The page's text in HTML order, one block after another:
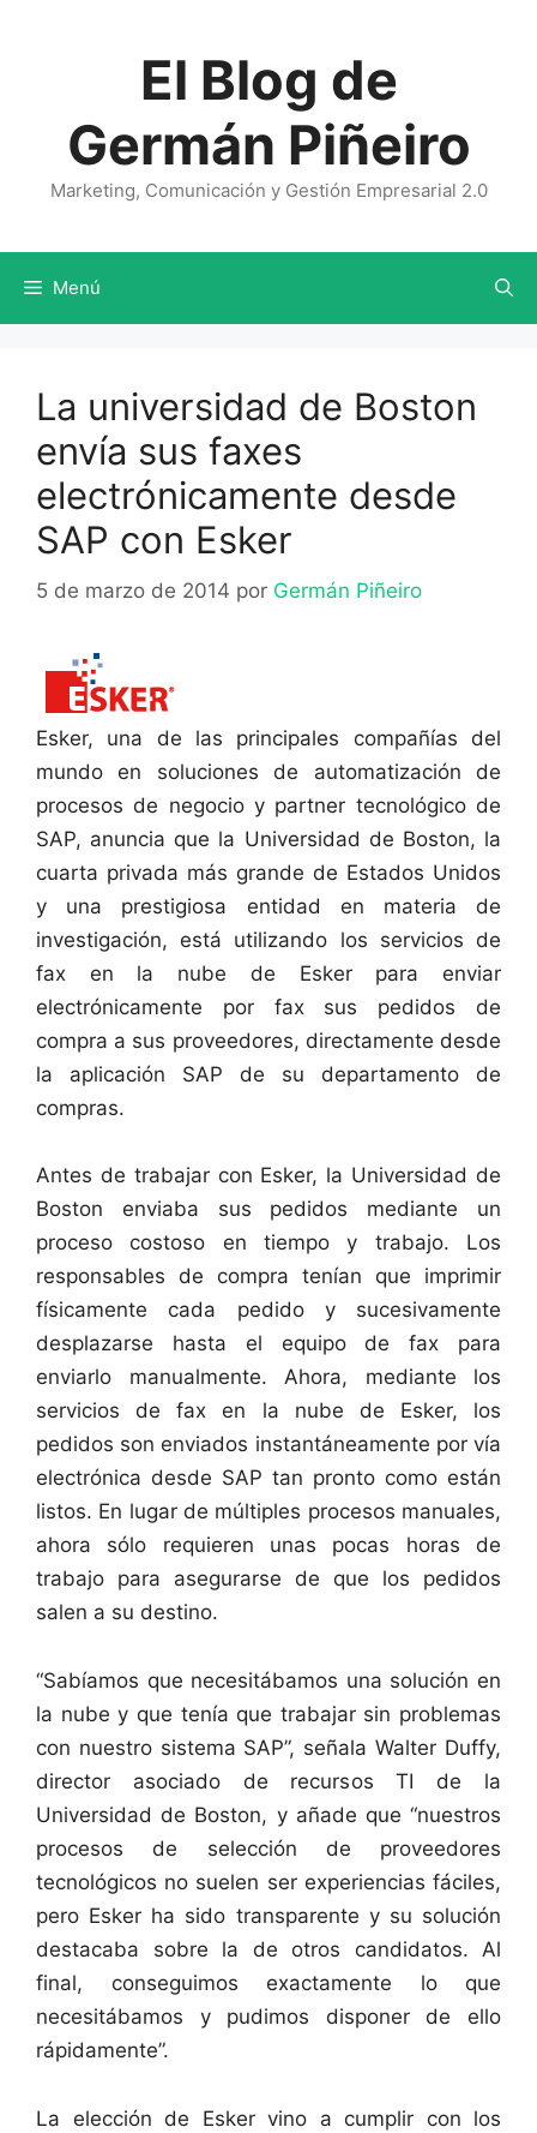
El Blog de
Germán Piñeiro
Marketing, Comunicación y Gestión Empresarial 2.0
Menú
La universidad de Boston
envía sus faxes
electrónicamente desde
SAP con Esker
5 de marzo de 2014 por Germán Piñeiro
Esker, una de las principales compañías del
mundo en soluciones de automatización de
procesos de negocio y partner tecnológico de
SAP, anuncia que la Universidad de Boston, la
cuarta privada más grande de Estados Unidos
y una prestigiosa entidad en materia de
investigación, está utilizando los servicios de
fax en la nube de Esker para enviar
electrónicamente por fax sus pedidos de
compra a sus proveedores, directamente desde
la aplicación SAP de su departamento de
compras.
Antes de trabajar con Esker, la Universidad de
Boston enviaba sus pedidos mediante un
proceso costoso en tiempo y trabajo. Los
responsables de compra tenían que imprimir
físicamente cada pedido y sucesivamente
desplazarse hasta el equipo de fax para
enviarlo manualmente. Ahora, mediante los
servicios de fax en la nube de Esker, los
pedidos son enviados instantáneamente por vía
electrónica desde SAP tan pronto como están
listos. En lugar de múltiples procesos manuales,
ahora sólo requieren unas pocas horas de
trabajo para asegurarse de que los pedidos
salen a su destino.
“Sabíamos que necesitábamos una solución en
la nube y que tenía que trabajar sin problemas
con nuestro sistema SAP”, señala Walter Duffy,
director asociado de recursos TI de la
Universidad de Boston, y añade que “nuestros
procesos de selección de proveedores
tecnológicos no suelen ser experiencias fáciles,
pero Esker ha sido transparente y su solución
destacaba sobre la de otros candidatos. Al
final, conseguimos exactamente lo que
necesitábamos y pudimos disponer de ello
rápidamente”.
La elección de Esker vino a cumplir con los